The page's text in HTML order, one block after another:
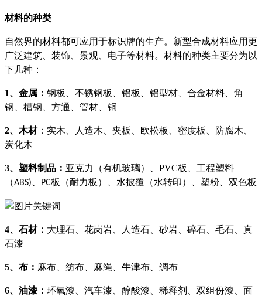
材料的种类
自然界的材料都可应用于标识牌的生产。新型合成材料应用更
广泛建筑、装饰、景观、电子等材料。材料的种类主要分为以
下几种：
1、 金属： 钢板、不锈钢板、铝板、铝型材、合金材料、角
钢、槽钢、方通、管材、铜
2、 木材：实木、人造木、夹板、欧松板、密度板、防腐木、
炭化木
3、 塑料制品： 亚克力（有机玻璃）、 PVC板、工程塑料
（ABS) PC板（耐力板）、水披覆（水转印）、塑粉、双色板
4、 石材： 大理石、花岗岩、人造石、砂岩、碎石、毛石、真
石漆
5、 布： 麻布、纺布、麻绳、牛津布、绸布
6、 油漆： 环氧漆、汽车漆、醇酸漆、稀释剂、双组份漆、面